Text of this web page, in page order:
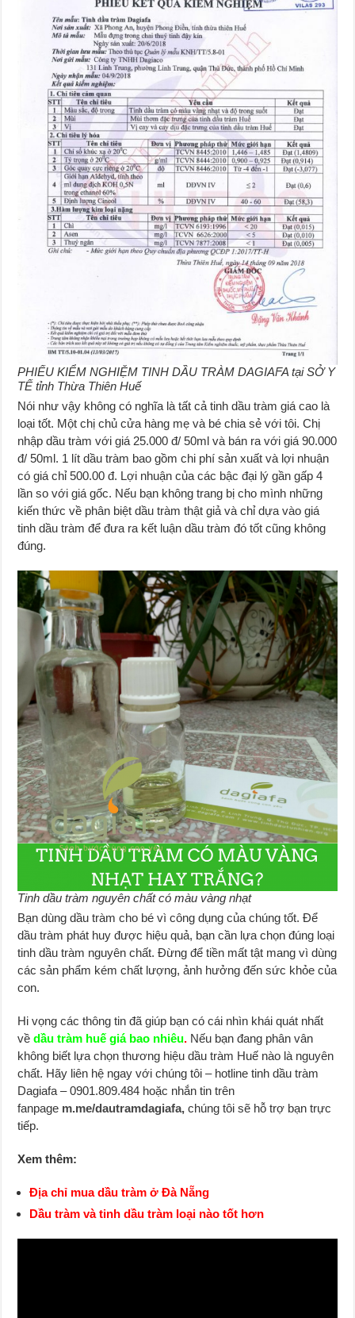
PHIẾU KIỂM NGHIỆM TINH DẦU TRÀM DAGIAFA tại SỞ Y
TẾ tỉnh Thừa Thiên Huế
Nói như vậy không có nghĩa là tất cả tinh dầu tràm giá cao là
loại tốt. Một chị chủ cửa hàng mẹ và bé chia sẻ với tôi. Chị
nhập dầu tràm với giá 25.000 đ/ 50ml và bán ra với giá 90.000
đ/ 50ml. 1 lít dầu tràm bao gồm chi phí sản xuất và lợi nhuận
có giá chỉ 500.00 đ. Lợi nhuận của các bậc đại lý gần gấp 4
lần so với giá gốc. Nếu bạn không trang bị cho mình những
kiến thức về phân biệt dầu tràm thật giả và chỉ dựa vào giá
tinh dầu tràm để đưa ra kết luận dầu tràm đó tốt cũng không
đúng.
Tinh dầu tràm nguyên chất có màu vàng nhạt
Bạn dùng dầu tràm cho bé vì công dụng của chúng tốt. Để
dầu tràm phát huy được hiệu quả, bạn cần lựa chọn đúng loại
tinh dầu tràm nguyên chất. Đừng để tiền mất tật mang vì dùng
các sản phẩm kém chất lượng, ảnh hưởng đến sức khỏe của
con.
Hi vọng các thông tin đã giúp bạn có cái nhìn khái quát nhất
vềdầu tràm huế giá bao nhiêu. Nếu bạn đang phân vân
không biết lựa chọn thương hiệu dầu tràm Huế nào là nguyên
chất. Hãy liên hệ ngay với chúng tôi – hotline tinh dầu tràm
Dagiafa – 0901.809.484 hoặc nhắn tin trên
fanpage m.me/dautramdagiafa,chúng tôi sẽ hỗ trợ bạn trực
tiếp.
Xem thêm:
Địa chỉ mua dầu tràm ở Đà Nẵng
Dầu tràm và tinh dầu tràm loại nào tốt hơn